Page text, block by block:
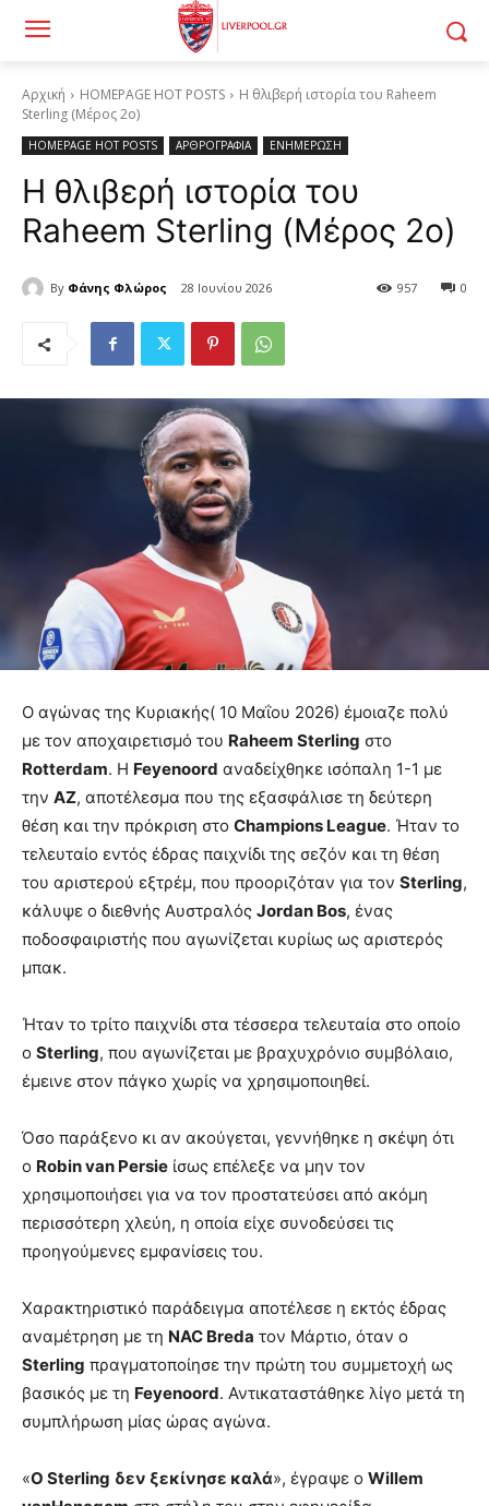
Αρχική HOMEPAGE HOT POSTS
Η θλιβερή ιστορία του Raheem
Sterling (Μέρος 2ο)
HOMEPAGE HOT POSTS ΑΡΘΡΟΓΡΑΦΙΑ ΕΝΗΜΕΡΩΣΗ
Η θλιβερή ιστορία του
Raheem Sterling (Μέρος 2ο)
By Φάνης Φλώρος 28 Ιουνίου 2026 0
957
Ο αγώνας της Κυριακής( 10 Μαΐου 2026) έμοιαζε πολύ
με τον αποχαιρετισμό του Raheem Sterling στο
Rotterdam. Η Feyenoord αναδείχθηκε ισόπαλη 1-1 με
την AZ, αποτέλεσμα που της εξασφάλισε τη δεύτερη
θέση και την πρόκριση στο Champions League. Ήταν το
τελευταίο εντός έδρας παιχνίδι της σεζόν και τη θέση
του αριστερού εξτρέμ, που προοριζόταν για τον Sterling,
κάλυψε ο διεθνής Αυστραλός Jordan Bos, ένας
ποδοσφαιριστής που αγωνίζεται κυρίως ως αριστερός
μπακ.
Ήταν το τρίτο παιχνίδι στα τέσσερα τελευταία στο οποίο
ο Sterling, που αγωνίζεται με βραχυχρόνιο συμβόλαιο,
έμεινε στον πάγκο χωρίς να χρησιμοποιηθεί.
Όσο παράξενο κι αν ακούγεται, γεννήθηκε η σκέψη ότι
ο Robin van Persie ίσως επέλεξε να μην τον
χρησιμοποιήσει για να τον προστατεύσει από ακόμη
περισσότερη χλεύη, η οποία είχε συνοδεύσει τις
προηγούμενες εμφανίσεις του.
Χαρακτηριστικό παράδειγμα αποτέλεσε η εκτός έδρας
αναμέτρηση με τη NAC Breda τον Μάρτιο, όταν ο
Sterling πραγματοποίησε την πρώτη του συμμετοχή ως
βασικός με τη Feyenoord. Αντικαταστάθηκε λίγο μετά τη
συμπλήρωση μίας ώρας αγώνα.
«Ο Sterling δεν ξεκίνησε καλά», έγραψε ο Willem